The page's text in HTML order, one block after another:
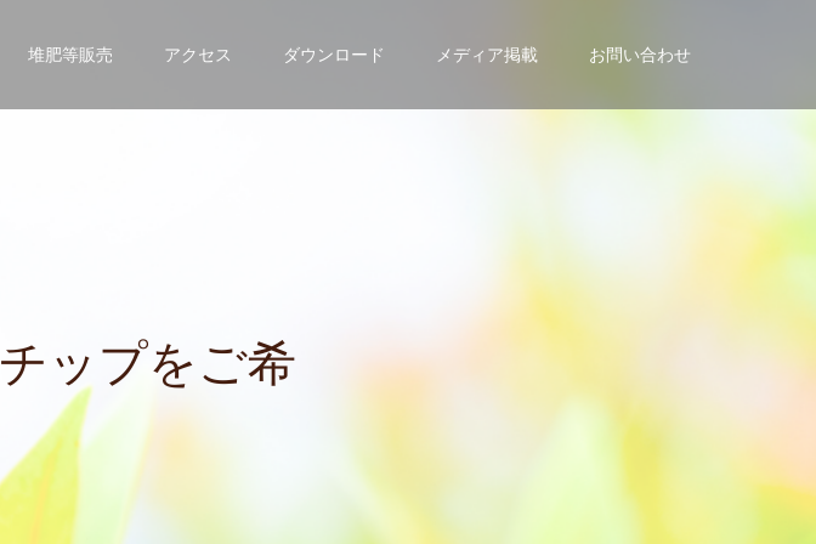
堆肥等販売 アクセス ダウンロード メディア掲載 お問い合わせ
プ を ご希 望の は